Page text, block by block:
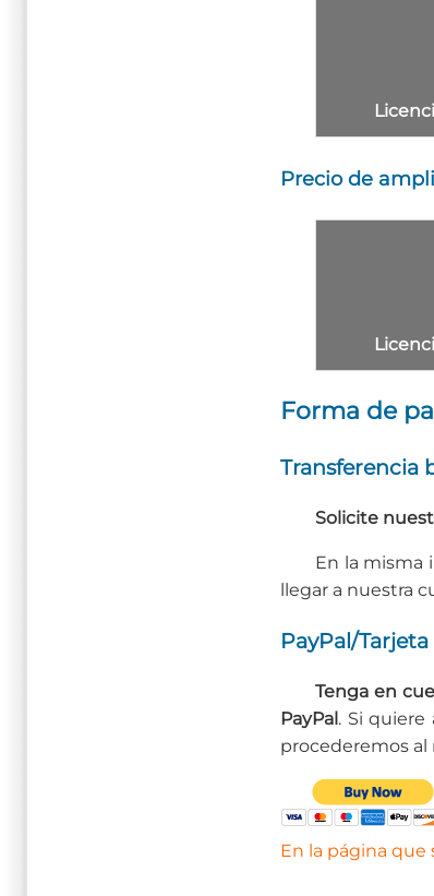
Precio de
Forma de
Transferencia
Solicite
En la misma
llegar a nuestra
PayPal/
Tenga en
PayPal . Si
procederemos al
En la página que